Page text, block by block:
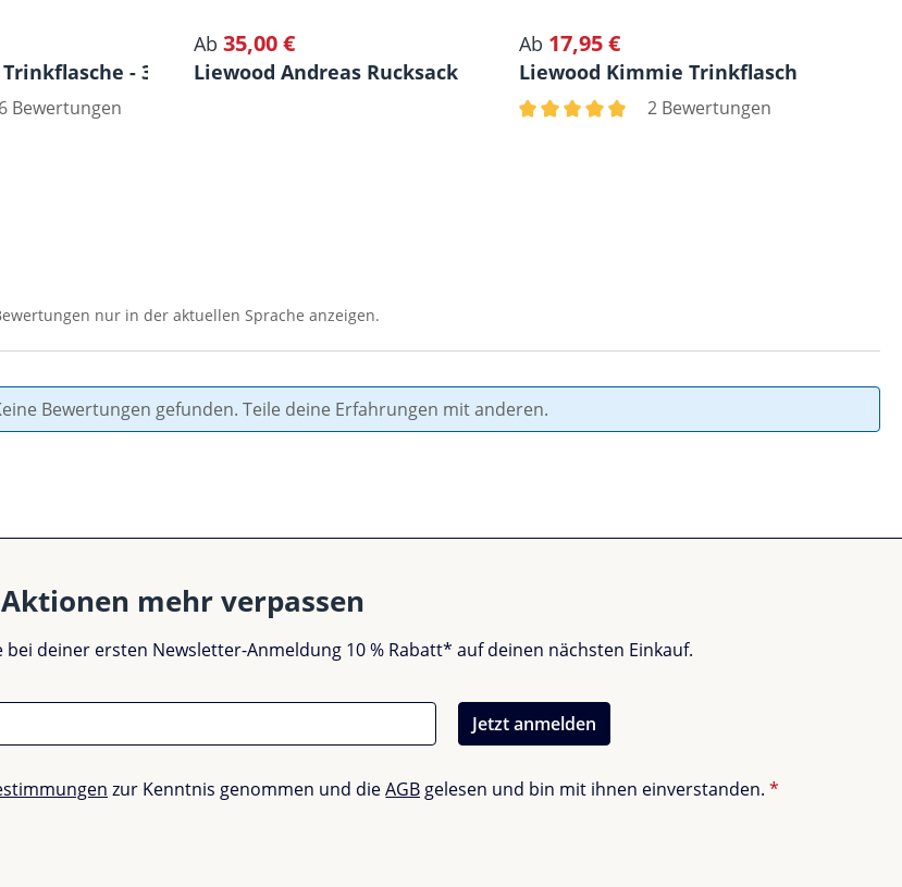
- 350 ml
6 Bewertungen
Regulärer Preis:
Ab 35,00 €
Liewood Andreas Rucksack
Regulärer Preis:
Ab 17,95 €
Liewood Kimmie Trinkflasche 250 ml
2 Bewertungen
nur in der aktuellen Sprache anzeigen.
Bewertungen gefunden. Teile deine Erfahrungen mit anderen.
mehr verpassen
deiner ersten Newsletter-Anmeldung 10 % Rabatt* auf deinen nächsten Einkauf.
Jetzt anmelden
zur Kenntnis genommen und dieAGB gelesen und bin mit ihnen einverstanden.*